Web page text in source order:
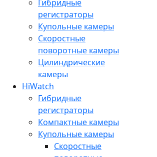
Гибридные
регистраторы
Купольные камеры
Скоростные
поворотные камеры
Цилиндрические
камеры
HiWatch
Гибридные
регистраторы
Компактные камеры
Купольные камеры
Скоростные